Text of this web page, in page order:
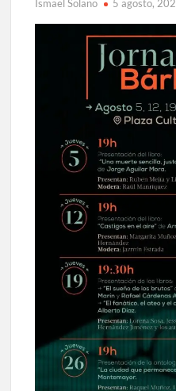
celebrarse en Delicias
Amplía Biblioteca Central
actividades gratuitas para
Ismael Solano 5 agosto,